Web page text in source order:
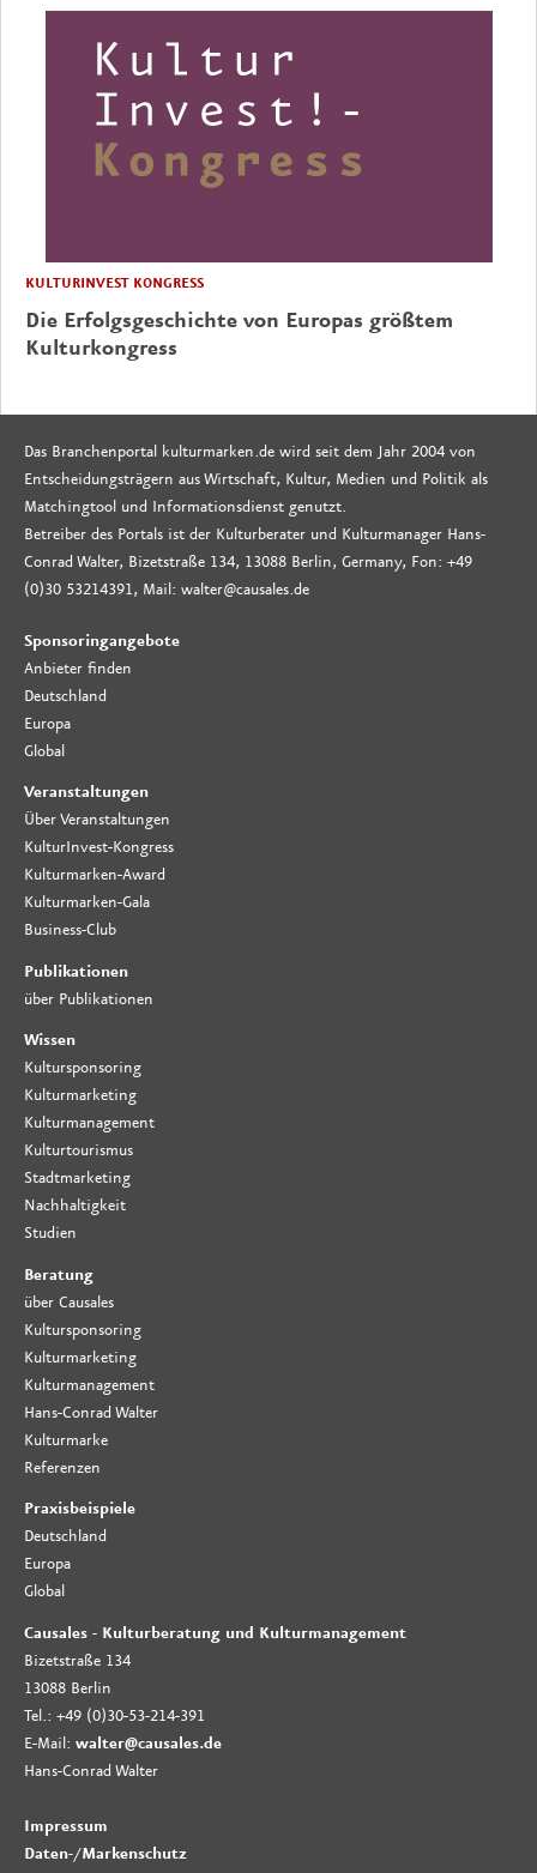
KULTURINVEST KONGRESS
Die Erfolgsgeschichte von Europas größtem
Kulturkongress
Das Branchenportal kulturmarken.de wird seit dem Jahr 2004 von
Entscheidungsträgern aus Wirtschaft, Kultur, Medien und Politik als
Matchingtool und Informationsdienst genutzt.
Betreiber des Portals ist der Kulturberater und Kulturmanager Hans-
Conrad Walter, Bizetstraße 134, 13088 Berlin, Germany, Fon: +49
(0)30 53214391, Mail: walter@causales.de
Sponsoringangebote
Anbieter finden
Deutschland
Europa
Global
Veranstaltungen
Über Veranstaltungen
KulturInvest-Kongress
Kulturmarken-Award
Kulturmarken-Gala
Business-Club
Publikationen
über Publikationen
Wissen
Kultursponsoring
Kulturmarketing
Kulturmanagement
Kulturtourismus
Stadtmarketing
Nachhaltigkeit
Studien
Beratung
über Causales
Kultursponsoring
Kulturmarketing
Kulturmanagement
Hans-Conrad Walter
Kulturmarke
Referenzen
Praxisbeispiele
Deutschland
Europa
Global
Causales - Kulturberatung und Kulturmanagement
Bizetstraße 134
13088 Berlin
Tel.: +49 (0)30-53-214-391
E-Mail: walter@causales.de
Hans-Conrad Walter
Impressum
Daten-/Markenschutz